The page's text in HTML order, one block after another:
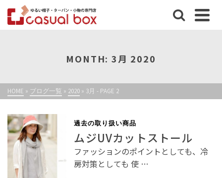
MONTH: 3月 2020
HOME » ブログ一覧 » 2020 » 3月 - PAGE 2
過去の取り扱い商品
ムジUVカットストール
ファッションのポイントとしても、冷
房対策としても 使 …